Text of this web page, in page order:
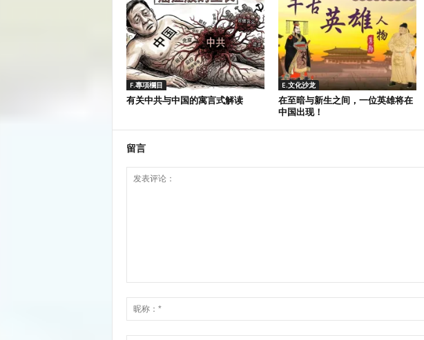
F.專項欄目
有关中共与中国的寓言式解读
E.文化沙龙
在至暗与新生之间，一位英雄将在
中国出现！
留言